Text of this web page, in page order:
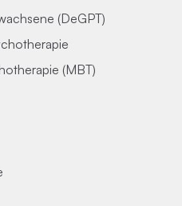
(DeGPT)
(MBT)